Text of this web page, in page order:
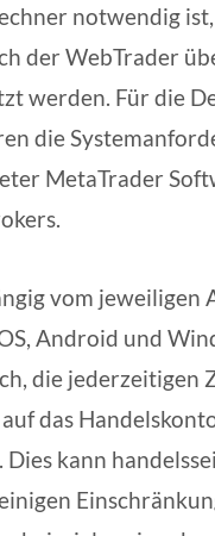
notwendig
der WebTrader
werden. Für die
die
MetaTrader
vom jeweiligen
Android und
die jederzeitigen
das
kann